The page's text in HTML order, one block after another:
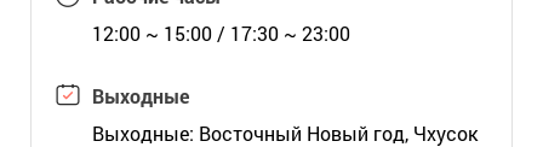
12:00 ~ 15:00 / 17:30 ~ 23:00
Выходные
Выходные: Восточный Новый год, Чхусок